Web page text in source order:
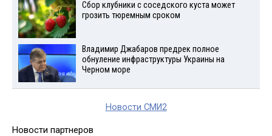
Сбор клубники с соседского куста может
грозить тюремным сроком
Владимир Джабаров предрек полное
обнуление инфраструктуры Украины на
Черном море
Новости СМИ2
Новости партнеров